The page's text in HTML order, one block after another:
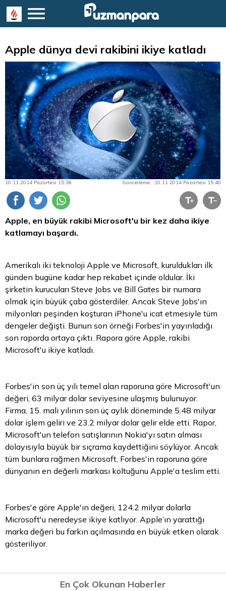
Apple dünya devi rakibini ikiye katladı
10.11.2014 Pazartesi 15:38 Güncelleme : 10.11.2014 Pazartesi 15:40
Apple, en büyük rakibi Microsoft'u bir kez daha ikiye
katlamayı başardı.
Amerikalı iki teknoloji Apple ve Microsoft, kuruldukları ilk
günden bugüne kadar hep rekabet içinde oldular. İki
şirketin kurucuları Steve Jobs ve Bill Gates bir numara
olmak için büyük çaba gösterdiler. Ancak Steve Jobs'ın
milyonları peşinden koşturan iPhone'u icat etmesiyle tüm
dengeler değişti. Bunun son örneği Forbes'in yayınladığı
son raporda ortaya çıktı. Rapora göre Apple, rakibi
Microsoft'u ikiye katladı.
Forbes'in son üç yılı temel alan raporuna göre Microsoft'un
değeri, 63 milyardolarseviyesine ulaşmış bulunuyor.
Firma, 15. mali yılının son üç aylık döneminde 5.48 milyar
dolar işlem geliri ve 23.2 milyar dolar gelir elde etti. Rapor,
Microsoft'un telefon satışlarının Nokia'yı satın alması
dolayısıyla büyük bir sıçrama kaydettiğini söylüyor. Ancak
tüm bunlara rağmen Microsoft, Forbes'in raporuna göre
dünyanın en değerli markası koltuğunu Apple'a teslim etti.
Forbes'e göre Apple'ın değeri, 124.2 milyar dolarla
Microsoft'u neredeyse ikiye katlıyor. Apple’ın yarattığı
marka değeri bu farkın açılmasında en büyük etken olarak
gösteriliyor.
En Çok Okunan Haberler